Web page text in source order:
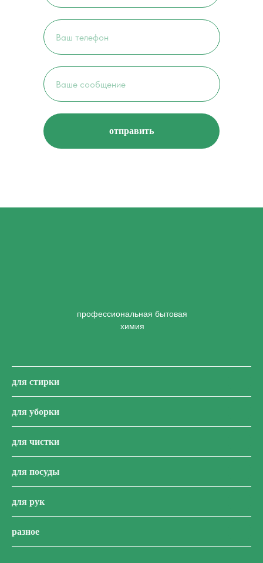
отправить
профессиональная бытовая
химия
для стирки
для уборки
для чистки
для посуды
для рук
разное